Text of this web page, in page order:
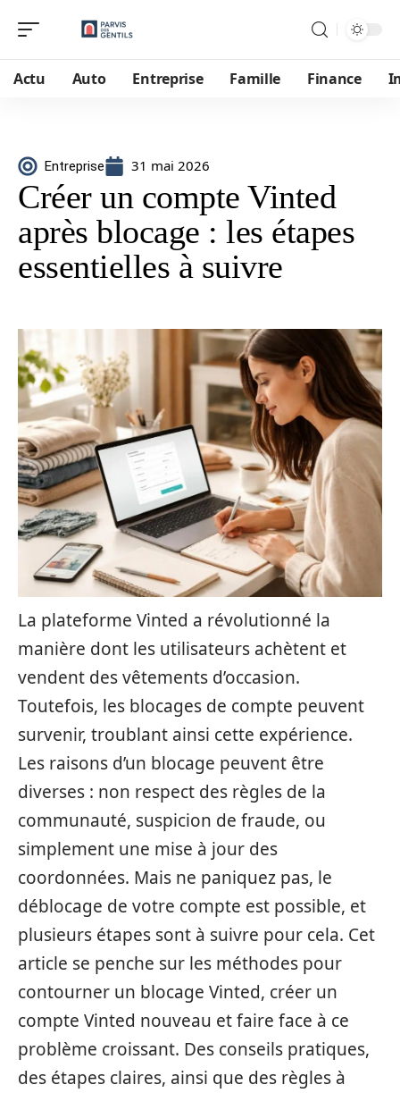
Actu Auto Entreprise Famille Finance
Entreprise 31 mai 2026
Créer un compte Vinted
après blocage : les étapes
essentielles à suivre
La plateforme Vinted a révolutionné la
manière dont les utilisateurs achètent et
vendent des vêtements d’occasion.
Toutefois, les blocages de compte peuvent
survenir, troublant ainsi cette expérience.
Les raisons d’un blocage peuvent être
diverses : non respect des règles de la
communauté, suspicion de fraude, ou
simplement une mise à jour des
coordonnées. Mais ne paniquez pas, le
déblocage de votre compte est possible, et
plusieurs étapes sont à suivre pour cela. Cet
article se penche sur les méthodes pour
contourner un blocage Vinted, créer un
compte Vinted nouveau et faire face à ce
problème croissant. Des conseils pratiques,
des étapes claires, ainsi que des règles à